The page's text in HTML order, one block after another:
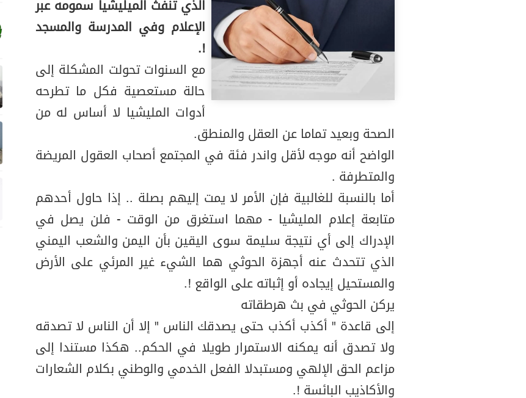
الذي تنفث الميليشيا سمومه عبر
الإعلام وفي المدرسة والمسجد
!.
مع السنوات تحولت المشكلة إلى
حالة مستعصية فكل ما تطرحه
أدوات المليشيا لا أساس له من
الصحة وبعيد تماما عن العقل والمنطق.
الواضح أنه موجه لأقل واندر فئة في المجتمع أصحاب العقول المريضة
والمتطرفة .
أما بالنسبة للغالبية فإن الأمر لا يمت إليهم بصلة .. إذا حاول أحدهم
متابعة إعلام المليشيا - مهما استغرق من الوقت - فلن يصل في
الإدراك إلى أي نتيجة سليمة سوى اليقين بأن اليمن والشعب اليمني
الذي تتحدث عنه أجهزة الحوثي هما الشيء غير المرئي على الأرض
والمستحيل إيجاده أو إثباته على الواقع !.
يركن الحوثي في بث هرطقاته
إلى قاعدة " أكذب أكذب حتى يصدقك الناس " إلا أن الناس لا تصدقه
ولا تصدق أنه يمكنه الاستمرار طويلا في الحكم.. هكذا مستندا إلى
مزاعم الحق الإلهي ومستبدلا الفعل الخدمي والوطني بكلام الشعارات
والأكاذيب البائسة !.